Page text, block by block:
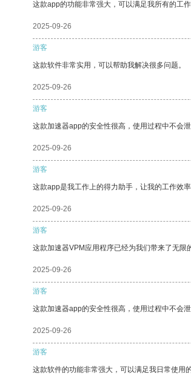
这款app的功能非常强大，可以满足我所有的工
2025-09-26
游客
这款软件非常实用，可以帮助我解决很多问题。
2025-09-26
游客
这款加速器app的安全性很高，使用过程中不会
2025-09-26
游客
这款app是我工作上的得力助手，让我的工作效
2025-09-26
游客
这款加速器VPM应用程序已经为我们带来了无限
2025-09-26
游客
这款加速器app的安全性很高，使用过程中不会
2025-09-26
游客
这款软件的功能非常强大，可以满足我日常使用的